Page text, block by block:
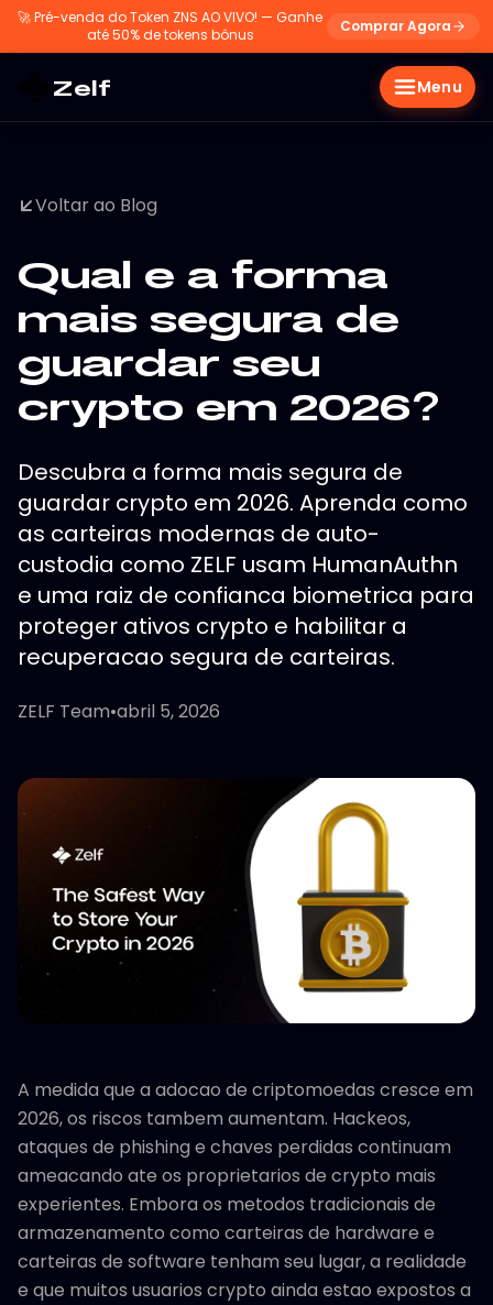
🚀Pré-venda do Token ZNS AO VIVO! — Ganhe
até 50% de tokens bônus
Comprar Agora
Zelf Menu
Voltar ao Blog
Qual e a forma
mais segura de
guardar seu
crypto em 2026?
Descubra a forma mais segura de
guardar crypto em 2026. Aprenda como
as carteiras modernas de auto-
custodia como ZELF usam HumanAuthn
e uma raiz de confianca biometrica para
proteger ativos crypto e habilitar a
recuperacao segura de carteiras.
ZELF Team•abril 5, 2026
A medida que a adocao de criptomoedas cresce em
2026, os riscos tambem aumentam. Hackeos,
ataques de phishing e chaves perdidas continuam
ameacando ate os proprietarios de crypto mais
experientes. Embora os metodos tradicionais de
armazenamento como carteiras de hardware e
carteiras de software tenham seu lugar, a realidade
e que muitos usuarios crypto ainda estao expostos a